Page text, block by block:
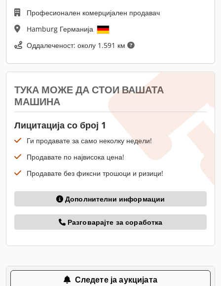
Професионален комерцијален продавач
Hamburg Германија
Оддалеченост: околу 1.591 км
ТУКА МОЖЕ ДА СТОИ ВАШАТА
МАШИНА
Лицитација со број 1
Ги продавате за само неколку недели!
Продавате по највисока цена!
Продавате без фиксни трошоци и ризици!
Дополнителни информации
Разговарајте за соработка
Следете ја аукцијата